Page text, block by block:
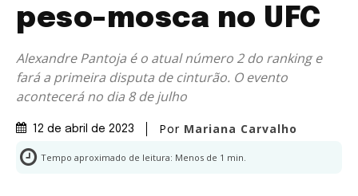
peso-mosca no UFC
Alexandre Pantoja é o atual número 2 do ranking e
fará a primeira disputa de cinturão. O evento
acontecerá no dia 8 de julho
12 de abril de 2023 Por Mariana Carvalho
Tempo aproximado de leitura: Menos de 1 min.